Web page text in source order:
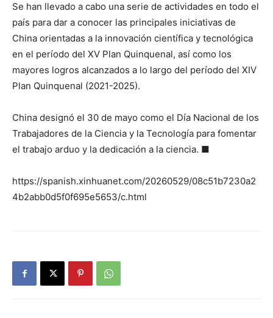
Se han llevado a cabo una serie de actividades en todo el
país para dar a conocer las principales iniciativas de
China orientadas a la innovación científica y tecnológica
en el período del XV Plan Quinquenal, así como los
mayores logros alcanzados a lo largo del período del XIV
Plan Quinquenal (2021-2025).
China designó el 30 de mayo como el Día Nacional de los
Trabajadores de la Ciencia y la Tecnología para fomentar
el trabajo arduo y la dedicación a la ciencia. ■
https://spanish.xinhuanet.com/20260529/08c51b7230a2
4b2abb0d5f0f695e5653/c.html